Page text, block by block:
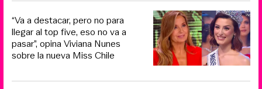
“Va a destacar, pero no para
llegar al top five, eso no va a
pasar”, opina Viviana Nunes
sobre la nueva Miss Chile